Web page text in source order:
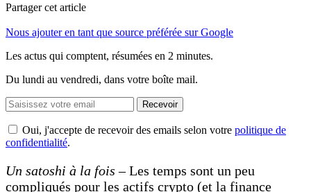
Partager cet article
Nous ajouter en tant que source préférée sur Google
Les actus qui comptent, résumées en 2 minutes.
Du lundi au vendredi, dans votre boîte mail.
Recevoir
Oui, j'accepte de recevoir des emails selon votre politique de
confidentialité.
Un satoshi à la fois –Les temps sont un peu
compliqués pour les actifs crypto (et la finance